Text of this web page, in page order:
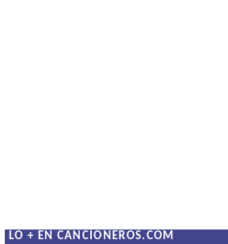
LO + EN CANCIONEROS.COM